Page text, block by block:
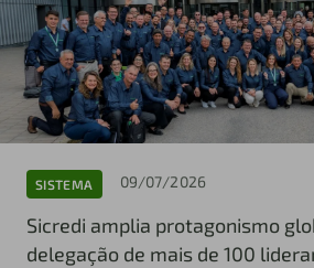
SISTEMA 09/07/2026
Sicredi amplia protagonismo
delegação de mais de 100